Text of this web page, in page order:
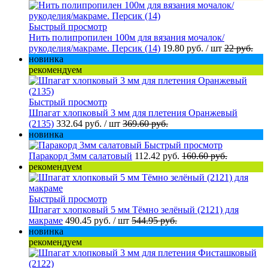
Быстрый просмотр
Нить полипропилен 100м для вязания мочалок/
рукоделия/макраме. Персик (14) 19.80 руб. / шт 22 руб.
новинка
рекомендуем
Быстрый просмотр
Шпагат хлопковый 3 мм для плетения Оранжевый
(2135) 332.64 руб. / шт 369.60 руб.
новинка
Быстрый просмотр
Паракорд 3мм салатовый 112.42 руб. 160.60 руб.
рекомендуем
Быстрый просмотр
Шпагат хлопковый 5 мм Тёмно зелёный (2121) для
макраме 490.45 руб. / шт 544.95 руб.
новинка
рекомендуем